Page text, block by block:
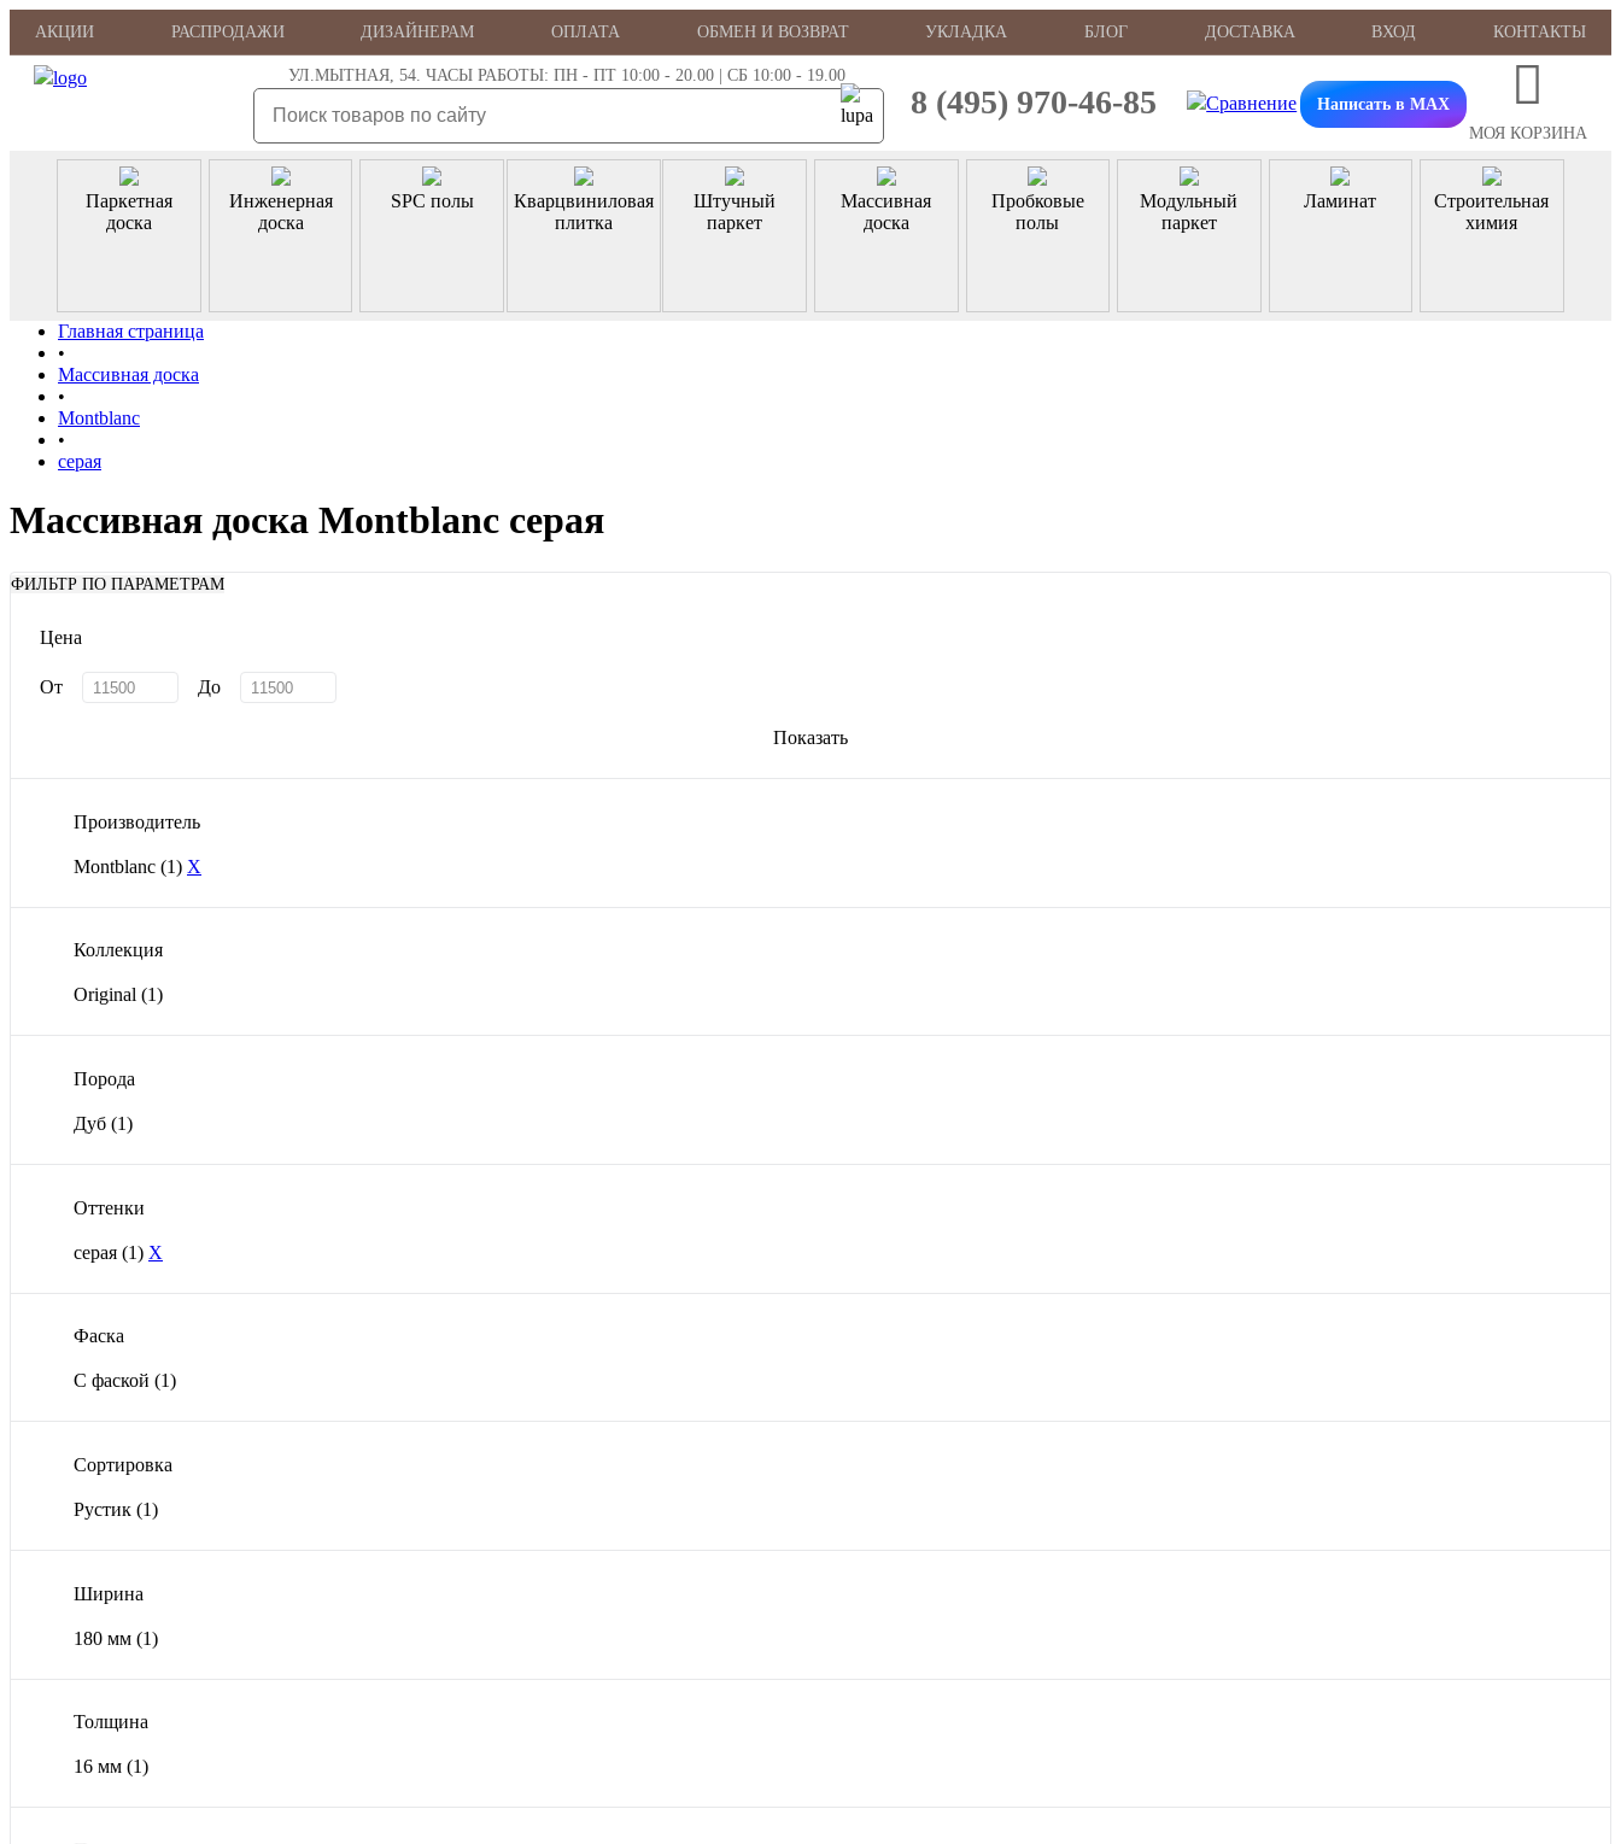
АКЦИИ РАСПРОДАЖИ ДИЗАЙНЕРАМ ОПЛАТА ОБМЕН И ВОЗВРАТ УКЛАДКА БЛОГ ДОСТАВКА ВХОД КОНТАКТЫ
УЛ.МЫТНАЯ, 54. ЧАСЫ РАБОТЫ: ПН - ПТ 10:00 - 20.00 | СБ 10:00 - 19.00
8 (495) 970-46-85
Написать в MAX
МОЯ КОРЗИНА
Паркетная
доска
Инженерная
доска
SPC полы
Кварцвиниловая
плитка
Штучный
паркет
Массивная
доска
Пробковые
полы
Модульный
паркет
Ламинат
Строительная
химия
Главная страница
•
Массивная доска
•
Montblanc
•
серая
Массивная доска Montblanc серая
ФИЛЬТР ПО ПАРАМЕТРАМ
Цена
От До
Показать
Производитель
Montblanc (1) X
Коллекция
Original (1)
Порода
Дуб (1)
Оттенки
серая (1) X
Фаска
С фаской (1)
Сортировка
Рустик (1)
Ширина
180 мм (1)
Толщина
16 мм (1)